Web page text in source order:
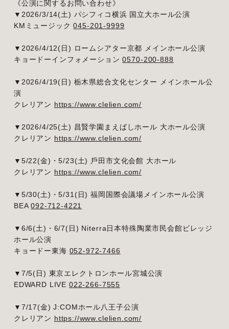
《公演に関するお問い合わせ》
▼2026/3/14(土) パシフィコ横浜 国立大ホール公演
KMミュージック045-201-9999
▼2026/4/12(日) ロームシアター京都 メインホール公演
キョードーインフォメーション0570-200-888
▼2026/4/19(日) 栃⽊県総合⽂化センター メインホール公
演
クレリアン https://www.clelien.com/
▼2026/4/25(土) 昌賢学園まえばしホール ⼤ホール公演
クレリアン https://www.clelien.com/
▼5/22(金)・5/23(土) ⼾⽥市⽂化会館 ⼤ホール
クレリアン https://www.clelien.com/
▼5/30(土)・5/31(日) 福岡国際会議場メインホール公演
BEA092-712-4221
▼6/6(土)・6/7(日) Niterra日本特殊陶業市民会館ビレッジ
ホール公演
キョードー東海 052-972-7466
▼7/5(日) 東京エレクトロンホール宮城公演
EDWARD LIVE 022-266-7555
▼7/17(金) J:COMホール八王子公演
クレリアン https://www.clelien.com/